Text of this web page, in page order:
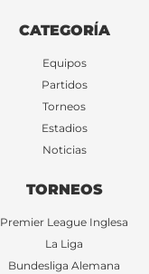
CATEGORÍA
Equipos
Partidos
Torneos
Estadios
Noticias
TORNEOS
Premier League Inglesa
La Liga
Bundesliga Alemana